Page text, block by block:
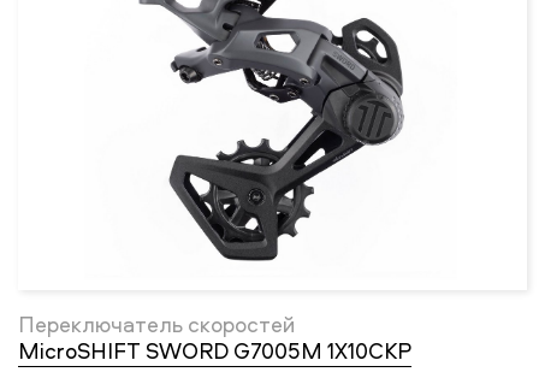
Переключатель скоростей
MicroSHIFT SWORD G7005M 1X10СКР